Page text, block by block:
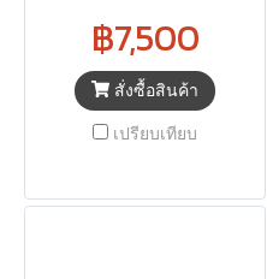
฿7,500
สั่งซื้อสินค้า
เปรียบเทียบ